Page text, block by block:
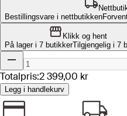
Bestillingsvare i nettbutikken
Klikk og hent
På lager i 7 butikkerTilgjengelig i 7
Totalpris:2 399,00 kr
Legg i handlekurv